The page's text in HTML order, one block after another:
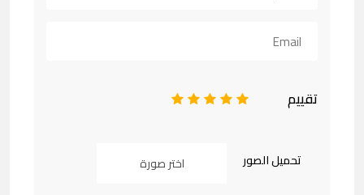
تقييم 5
4
3
2
تحميل الصور اختر صورة